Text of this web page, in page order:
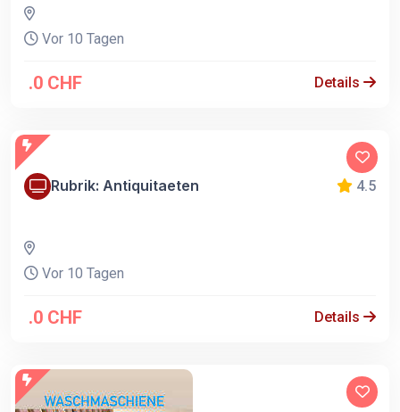
Vor 10 Tagen
.0 CHF Details
Rubrik: Antiquitaeten 4.5
Vor 10 Tagen
.0 CHF Details